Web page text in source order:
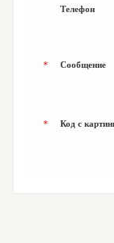
Телефон
* Сообщение
* Код с